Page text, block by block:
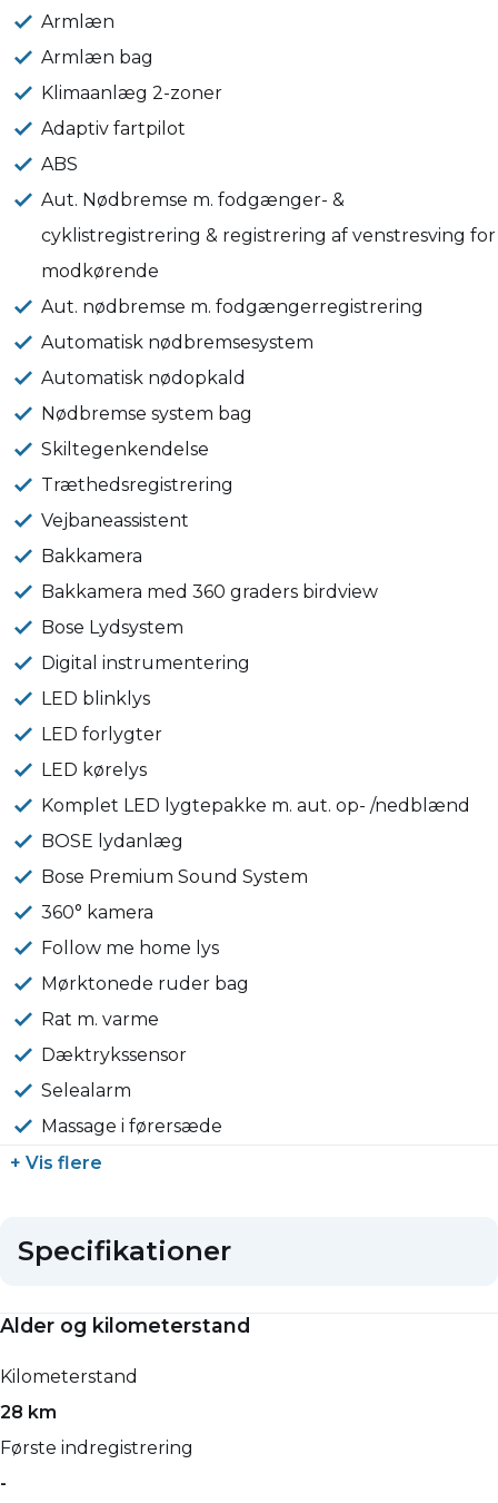
Armlæn
Armlæn bag
Klimaanlæg 2-zoner
Adaptiv fartpilot
ABS
Aut. Nødbremse m. fodgænger- &
cyklistregistrering & registrering af venstresving for
modkørende
Aut. nødbremse m. fodgængerregistrering
Automatisk nødbremsesystem
Automatisk nødopkald
Nødbremse system bag
Skiltegenkendelse
Træthedsregistrering
Vejbaneassistent
Bakkamera
Bakkamera med 360 graders birdview
Bose Lydsystem
Digital instrumentering
LED blinklys
LED forlygter
LED kørelys
Komplet LED lygtepakke m. aut. op- /nedblænd
BOSE lydanlæg
Bose Premium Sound System
360° kamera
Follow me home lys
Mørktonede ruder bag
Rat m. varme
Dæktrykssensor
Selealarm
Massage i førersæde
+ Vis flere
Specifikationer
Alder og kilometerstand
Kilometerstand
28 km
Første indregistrering
-